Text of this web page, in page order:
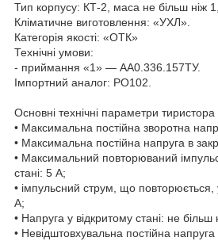
Тип корпусу: КТ-2, маса не більш ніж
Кліматичне виготовлення: «УХЛ».
Категорія якості: «ОТК»
Технічні умови:
- приймання «1» — АА0.336.157ТУ.
Імпортний аналог: PO102.
Основні технічні параметри
• Максимальна постійна зворотна
• Максимальна постійна напруга в
• Максимальний повторюваний
стані: 5 А;
• імпульсний струм, що повторюється,
А;
• Напруга у відкритому стані: не більш
• Невідштовхувальна постійна